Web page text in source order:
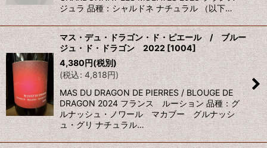
ジュラ 品種：シャルドネ ナチュラル （以下…
マス・デュ・ドラゴン・ド・ピエール / ブルー
ジュ・ド・ドラゴン 2022 [1004]
4,380円(税別)
(税込: 4,818円)
MAS DU DRAGON DE PIERRES / BLOUGE DE
DRAGON 2024 フランス ルーション 品種：グ
ルナッシュ・ノワール マカブー グルナッシ
ュ・グリ ナチュラル…